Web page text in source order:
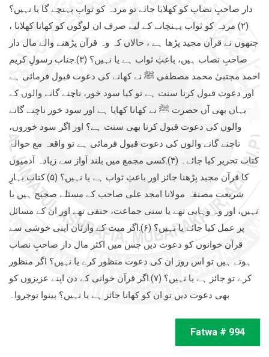
دار صاحبِ نصاب کو کھلایا جائے تو مردہ کو ثواب پہنچے گا یا نہیں؟
(۲) مردہ کو ثواب پہنچانے کے لیے صرف ان لوگوں کو کھانا کھلانا ،
جنھوں نے قرآن مجید پڑھا ہے ، حالاں کہ وہ قرآن پڑھنے والے مال دار
صاحبِ نصاب ہیں، باعثِ ثواب ہے یا نہیں؟ (۳).جناب رسولِ کریم
احمد مجتبیٰ محمد مصطفی ﷺ نے کھانے کی دعوت قبول فرمائی ہے
اور دعوت قبول کرنا سنت ہے تو کیا سود خور، ناچنے گانے والوں کے
یہاں بھی آں حضرت ﷺ نے کھانا کھایا ہے اور سود خور ناچنے گانے
والوں کی دعوت قبول کرنا بھی سنت ہے؟ اور اگر سود خوروں،
ناچنے گانے والوں کی دعوت قبول فرمائی ہے تو واقعہ مع حوالۂ
کتاب تحریر کیا جائے۔ (۴).کسی مجمع میں بلند آواز سے زیادہ آدمیوں
کا قرآن مجید پڑھنا جائز اور باعثِ ثواب ہے یا نہیں؟ (۵).کتاب بہارِ
شریعت مصنفہ مولانا امجد علی صاحب کے مسئلے صحیح ہیں یا
نہیں، اور وہ وہابی تھے یا سنی جماعت، حنفی تھے اور ان کے مسائل
پر عمل کیا جائے یا نہیں؟ (۶).اگر میت کے وارثان اپنی خوشی سے
قرآن خوانوں کو دعوت دیں جس میں اکثر مال دار صاحبِ نصاب
ہوتے ہیں تو اس روز ان کی دعوت منظور کرے یا نہیں؟ اگر منظور
کرے تو جائز ہے یا نہیں؟ (۷).اگر قرآن خوانی کے دن اپنے عزیزوں کو
بھی دعوت دیں تو ان کو کھانا جائز ہے یا نہیں؟ بینوا توجروا۔
Fatwa # 994